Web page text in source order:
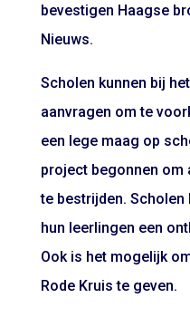
bevestigen Haagse
Nieuws.
Scholen kunnen bij
aanvragen om te
een lege maag op
project begonnen om
te bestrijden.
hun leerlingen een
Ook is het mogelijk
Rode Kruis te geven.